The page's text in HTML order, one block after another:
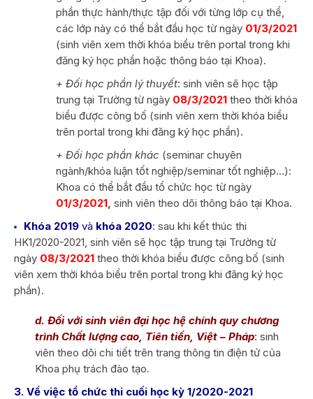
phần thực hành/thực tập đối với từng lớp cụ thể,
các lớp này có thể bắt đầu học từ ngày 01/3/2021
(sinh viên xem thời khóa biểu trên portal trong khi
đăng ký học phần hoặc thông báo tại Khoa).
+ Đối học phần lý thuyết: sinh viên sẽ học tập
trung tại Trường từ ngày 08/3/2021 theo thời khóa
biểu được công bố (sinh viên xem thời khóa biểu
trên portal trong khi đăng ký học phần).
+ Đối học phần khác (seminar chuyên
ngành/khóa luận tốt nghiệp/seminar tốt nghiệp…):
Khoa có thể bắt đầu tổ chức học từ ngày
01/3/2021, sinh viên theo dõi thông báo tại Khoa.
Khóa 2019 và khóa 2020: sau khi kết thúc thi
HK1/2020-2021, sinh viên sẽ học tập trung tại Trường từ
ngày 08/3/2021 theo thời khóa biểu được công bố (sinh
viên xem thời khóa biểu trên portal trong khi đăng ký học
phần).
d. Đối với sinh viên đại học hệ chính quy chương
trình Chất lượng cao, Tiên tiến, Việt – Pháp: sinh
viên theo dõi chi tiết trên trang thông tin điện tử của
Khoa phụ trách đào tạo.
3. Về việc tổ chức thi cuối học kỳ 1/2020-2021